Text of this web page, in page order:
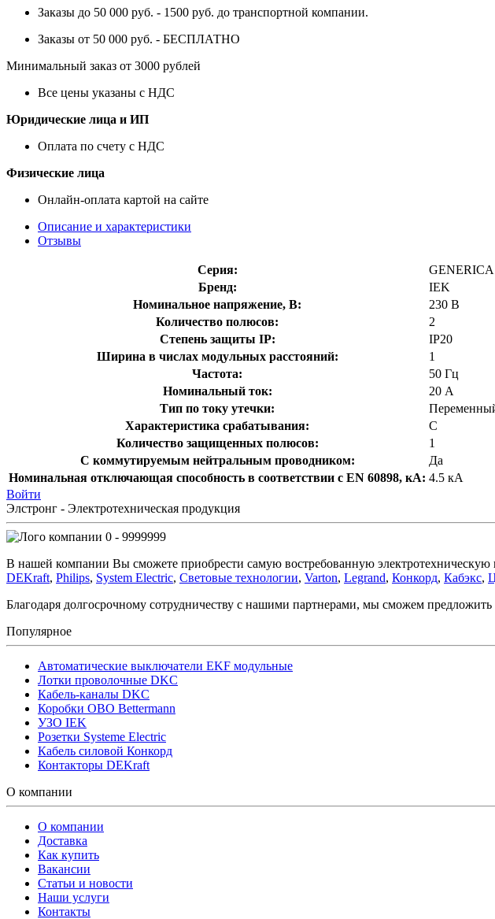
Заказы до 50 000 руб. - 1500 руб. до транспортной компании.
Заказы от 50 000 руб. - БЕСПЛАТНО
Минимальный заказ от 3000 рублей
Все цены указаны с НДС
Юридические лица и ИП
Оплата по счету с НДС
Физические лица
Онлайн-оплата картой на сайте
Описание и характеристики
Отзывы
Серия:
GENERICA
Бренд:
IEK
Номинальное напряжение, В:
230 В
Количество полюсов:
2
Степень защиты IP:
IP20
Ширина в числах модульных расстояний:
1
Частота:
50 Гц
Номинальный ток:
20 А
Тип по току утечки:
Характеристика срабатывания:
C
Количество защищенных полюсов:
1
С коммутируемым нейтральным проводником:
Да
Номинальная отключающая способность в соответствии с EN 60898, кА: 4.5 кА
Войти
Элстронг - Электротехническая продукция
0 - 9999999
В нашей компании Вы сможете приобрести самую востребованную электротехническую
DEKraft, Philips, System Electric, Световые технологии, Varton, Legrand, Конкорд, Кабэкс,
Благодаря долгосрочному сотрудничеству с нашими партнерами, мы сможем
Популярное
Автоматические выключатели EKF модульные
Лотки проволочные DKC
Кабель-каналы DKC
Коробки OBO Bettermann
УЗО IEK
Розетки Systeme Electric
Кабель силовой Конкорд
Контакторы DEKraft
О компании
О компании
Доставка
Как купить
Вакансии
Статьи и новости
Наши услуги
Контакты